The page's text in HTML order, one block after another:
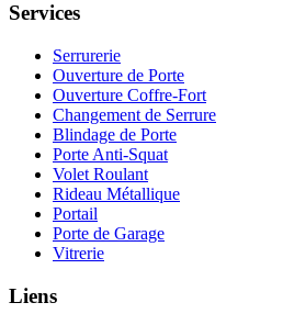
Services
Serrurerie
Ouverture de Porte
Ouverture Coffre-Fort
Changement de Serrure
Blindage de Porte
Porte Anti-Squat
Volet Roulant
Rideau Métallique
Portail
Porte de Garage
Vitrerie
Liens